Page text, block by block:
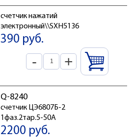
счетчик нажатий
электронный\\SXH5136
390 руб.
- +
Q-8240
счетчик ЦЭ6807Б-2
1фаз.2тар.5-50А
2200 руб.